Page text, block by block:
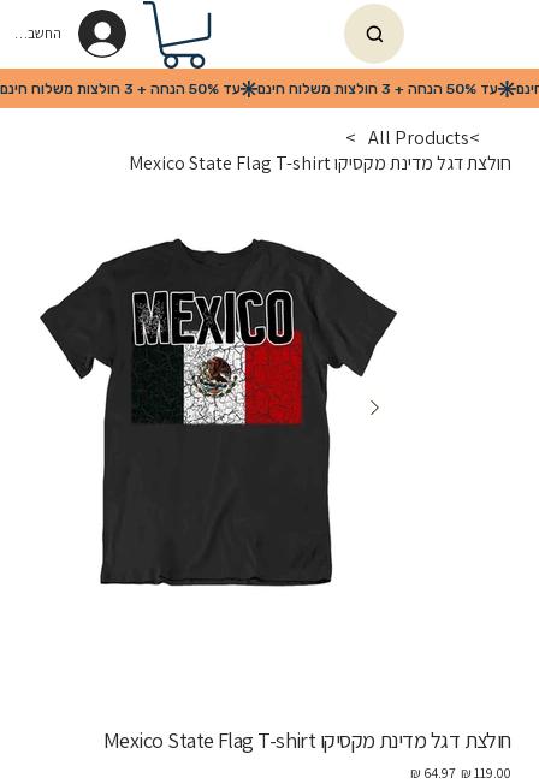
החשבון שלי
>
All Products
>
חולצת דגל מדינת מקסיקו Mexico State Flag T-shirt
חולצת דגל מדינת מקסיקו Mexico State Flag T-shirt
מחיר
מחיר
‏64.97 ‏₪